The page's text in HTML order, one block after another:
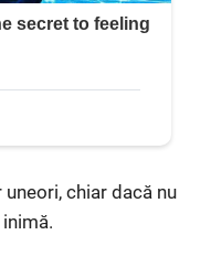
chiar dacă nu